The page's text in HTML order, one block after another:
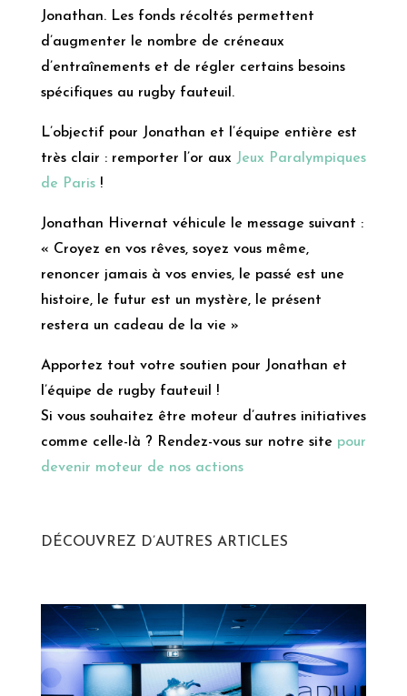
Jonathan. Les fonds récoltés permettent
d’augmenter le nombre de créneaux
d’entraînements et de régler certains besoins
spécifiques au rugby fauteuil.
L’objectif pour Jonathan et l’équipe entière est
très clair : remporter l’or aux Jeux Paralympiques
de Paris!
Jonathan Hivernat véhicule le message suivant :
« Croyez en vos rêves, soyez vous même,
renoncer jamais à vos envies, le passé est une
histoire, le futur est un mystère, le présent
restera un cadeau de la vie »
Apportez tout votre soutien pour Jonathan et
l’équipe de rugby fauteuil !
Si vous souhaitez être moteur d’autres initiatives
comme celle-là ? Rendez-vous sur notre site pour
devenir moteur de nos actions
DÉCOUVREZ D’AUTRES ARTICLES